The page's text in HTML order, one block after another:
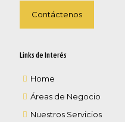
Contáctenos
Links de Interés
Home
Áreas de Negocio
Nuestros Servicios